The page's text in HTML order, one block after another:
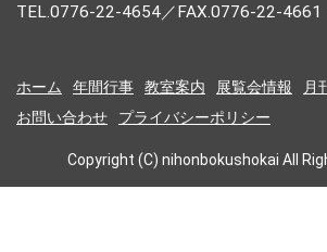
TEL.0776-22-4654／FAX.0776-22-4661
ホーム 年間行事 教室案内 展覧会情報
月
お問い合わせ
プライバシーポリシー
Copyright (C) nihonbokushokai All